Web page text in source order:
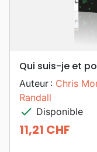
Qui suis-je et
Auteur : Chris
Randall
check Disponible
Prix
11,21 CHF